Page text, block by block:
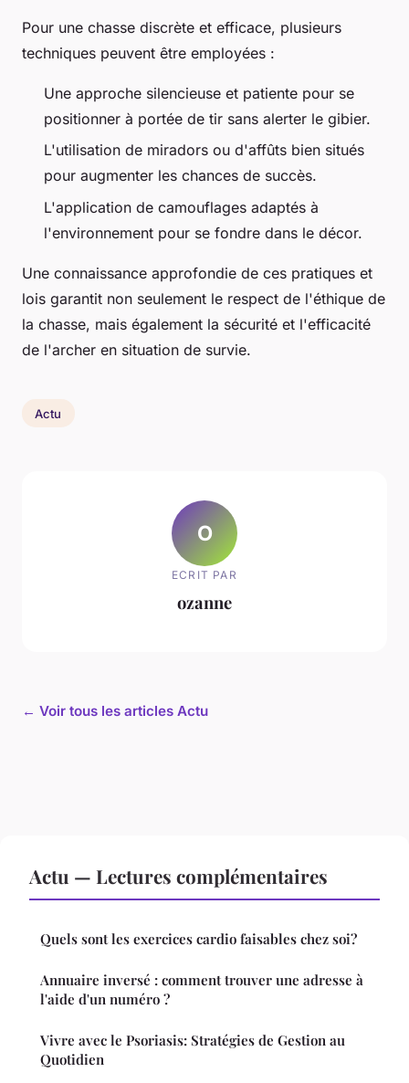
Pour une chasse discrète et efficace, plusieurs
techniques peuvent être employées :
Une approche silencieuse et patiente pour se
positionner à portée de tir sans alerter le gibier.
L'utilisation de miradors ou d'affûts bien situés
pour augmenter les chances de succès.
L'application de camouflages adaptés à
l'environnement pour se fondre dans le décor.
Une connaissance approfondie de ces pratiques et
lois garantit non seulement le respect de l'éthique de
la chasse, mais également la sécurité et l'efficacité
de l'archer en situation de survie.
Actu
O
ECRIT PAR
ozanne
← Voir tous les articles Actu
Actu — Lectures complémentaires
Quels sont les exercices cardio faisables chez soi?
Annuaire inversé : comment trouver une adresse à
l'aide d'un numéro ?
Vivre avec le Psoriasis: Stratégies de Gestion au
Quotidien